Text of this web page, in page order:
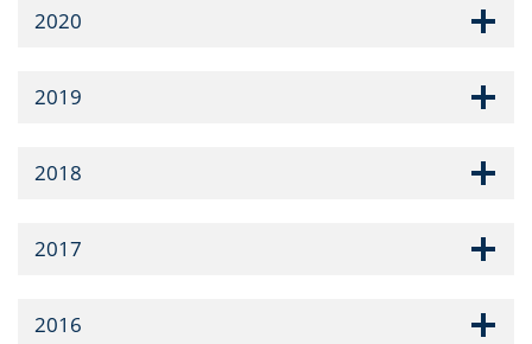
2020
2019
2018
2017
2016